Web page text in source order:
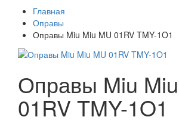
Главная
Оправы
Оправы Miu Miu MU 01RV TMY-1O1
Оправы Miu
01RV TMY-1O1